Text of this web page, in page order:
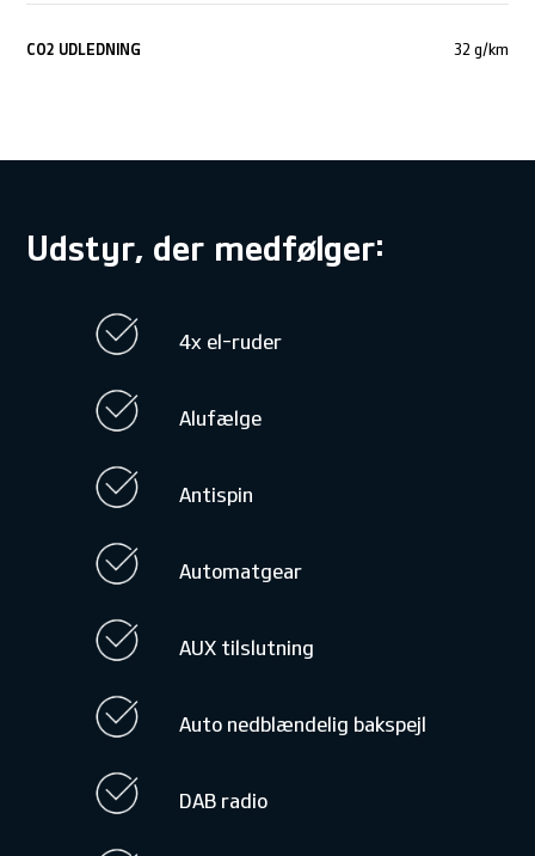
CO2 UDLEDNING 32 g/km
Udstyr, der medfølger:
4x el-ruder
Alufælge
Antispin
Automatgear
AUX tilslutning
Auto nedblændelig bakspejl
DAB radio